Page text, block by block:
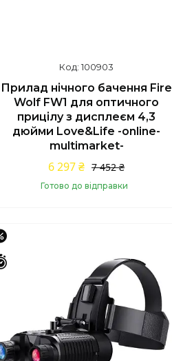
100903
Прилад нічного бачення Fire
Wolf FW1 для оптичного
прицілу з дисплеєм 4,3
дюйми Love&Life -online-
multimarket-
7 452 ₴
6 297 ₴
Готово до відправки